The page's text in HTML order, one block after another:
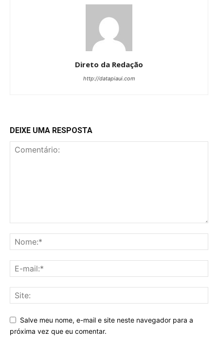
Direto da Redação
http://datapiaui.com
DEIXE UMA RESPOSTA
Salve meu nome, e-mail e site neste navegador para a
próxima vez que eu comentar.